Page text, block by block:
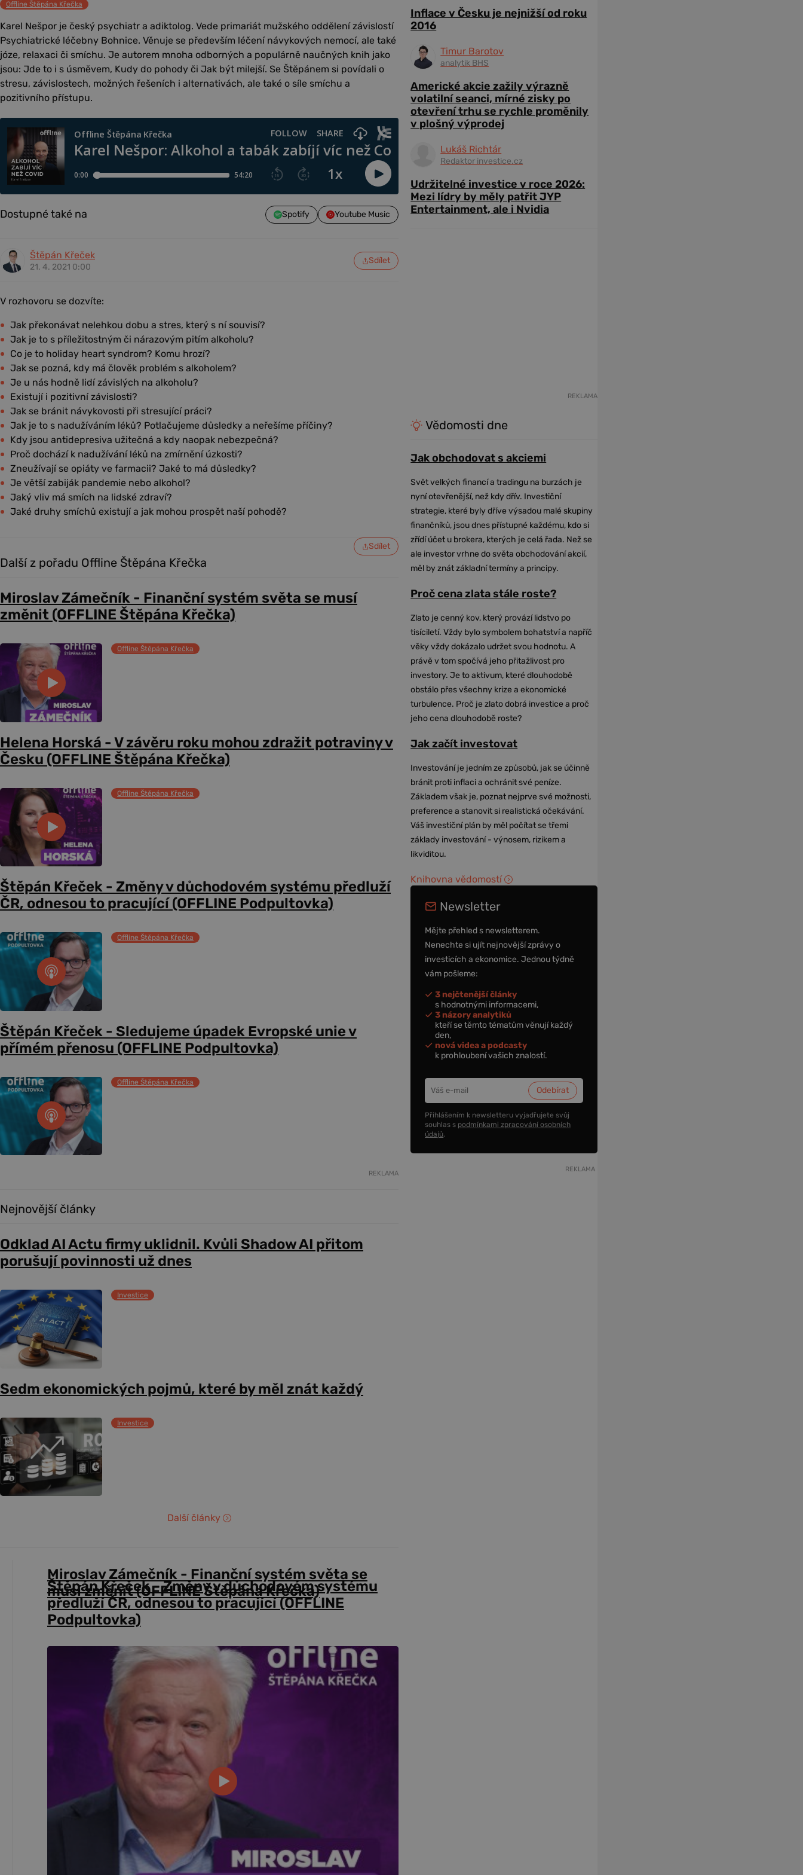
Offline Štěpána Křečka
Karel Nešpor je český psychiatr a adiktolog. Vede primariát mužského oddělení závislostí
Psychiatrické léčebny Bohnice. Věnuje se především léčení návykových nemocí, ale také
józe, relaxaci či smíchu. Je autorem mnoha odborných a populárně naučných knih jako
jsou: Jde to i s úsměvem, Kudy do pohody či Jak být milejší. Se Štěpánem si povídali o
stresu, závislostech, možných řešeních i alternativách, ale také o síle smíchu a
pozitivního přístupu.
Dostupné také na Spotify Youtube Music
Štěpán Křeček
21. 4. 2021 0:00
Sdílet
V rozhovoru se dozvíte:
Jak překonávat nelehkou dobu a stres, který s ní souvisí?
Jak je to s příležitostným či nárazovým pitím alkoholu?
Co je to holiday heart syndrom? Komu hrozí?
Jak se pozná, kdy má člověk problém s alkoholem?
Je u nás hodně lidí závislých na alkoholu?
Existují i pozitivní závislosti?
Jak se bránit návykovosti při stresující práci?
Jak je to s nadužíváním léků? Potlačujeme důsledky a neřešíme příčiny?
Kdy jsou antidepresiva užitečná a kdy naopak nebezpečná?
Proč dochází k nadužívání léků na zmírnění úzkosti?
Zneužívají se opiáty ve farmacii? Jaké to má důsledky?
Je větší zabiják pandemie nebo alkohol?
Jaký vliv má smích na lidské zdraví?
Jaké druhy smíchů existují a jak mohou prospět naší pohodě?
Sdílet
Další z pořadu Offline Štěpána Křečka
Miroslav Zámečník - Finanční systém světa se musí
změnit (OFFLINE Štěpána Křečka)
Offline Štěpána Křečka
Helena Horská - V závěru roku mohou zdražit potraviny v
Česku (OFFLINE Štěpána Křečka)
Offline Štěpána Křečka
Štěpán Křeček - Změny v důchodovém systému předluží
ČR, odnesou to pracující (OFFLINE Podpultovka)
Offline Štěpána Křečka
Štěpán Křeček - Sledujeme úpadek Evropské unie v
přímém přenosu (OFFLINE Podpultovka)
Offline Štěpána Křečka
REKLAMA
Nejnovější články
Odklad AI Actu firmy uklidnil. Kvůli Shadow AI přitom
porušují povinnosti už dnes
Investice
Sedm ekonomických pojmů, které by měl znát každý
Investice
Další články
Štěpán Křeček - Změny v důchodovém systému
předluží ČR, odnesou to pracující (OFFLINE
Podpultovka)
Miroslav Zámečník - Finanční systém světa se
musí změnit (OFFLINE Štěpána Křečka)
Inflace v Česku je nejnižší od roku
2016
Timur Barotov
analytik BHS
Americké akcie zažily výrazně
volatilní seanci, mírné zisky po
otevření trhu se rychle proměnily
v plošný výprodej
Lukáš Richtár
Redaktor investice.cz
Udržitelné investice v roce 2026:
Mezi lídry by měly patřit JYP
Entertainment, ale i Nvidia
REKLAMA
Vědomosti dne
Jak obchodovat s akciemi
Svět velkých financí a tradingu na burzách je
nyní otevřenější, než kdy dřív. Investiční
strategie, které byly dříve výsadou malé skupiny
finančníků, jsou dnes přístupné každému, kdo si
zřídí účet u brokera, kterých je celá řada. Než se
ale investor vrhne do světa obchodování akcií,
měl by znát základní termíny a principy.
Proč cena zlata stále roste?
Zlato je cenný kov, který provází lidstvo po
tisíciletí. Vždy bylo symbolem bohatství a napříč
věky vždy dokázalo udržet svou hodnotu. A
právě v tom spočívá jeho přitažlivost pro
investory. Je to aktivum, které dlouhodobě
obstálo přes všechny krize a ekonomické
turbulence. Proč je zlato dobrá investice a proč
jeho cena dlouhodobě roste?
Jak začít investovat
Investování je jedním ze způsobů, jak se účinně
bránit proti inflaci a ochránit své peníze.
Základem však je, poznat nejprve své možnosti,
preference a stanovit si realistická očekávání.
Váš investiční plán by měl počítat se třemi
základy investování - výnosem, rizikem a
likviditou.
Knihovna vědomostí
Newsletter
Mějte přehled s newsletterem.
Nenechte si ujít nejnovější zprávy o
investicích a ekonomice. Jednou týdně
vám pošleme:
3 nejčtenější články
s hodnotnými informacemi,
3 názory analytiků
kteří se těmto tématům věnují každý
den,
nová videa a podcasty
k prohloubení vašich znalostí.
Přihlášením k newsletteru vyjadřujete svůj
souhlas s podmínkami zpracování osobních
údajů.
REKLAMA